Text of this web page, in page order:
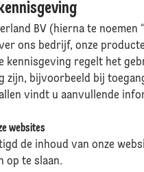
BV (hierna te
ons bedrijf, onze
kennisgeving regelt het
zijn, bijvoorbeeld bij
vindt u aanvullende
websites
de inhoud van onze
op te slaan.